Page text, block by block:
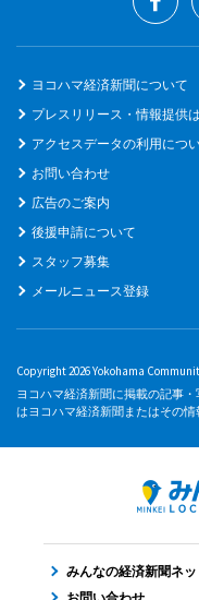
ヨコハマ経済新聞について
プレスリリース・情報提供
アクセスデータの利用につ
お問い合わせ
広告のご案内
後援申請について
スタッフ募集
メールニュース登録
Copyright 2026 Yokohama
ヨコハマ経済新聞に掲載の記事
はヨコハマ経済新聞またはその情
みんなの経済新聞ネ